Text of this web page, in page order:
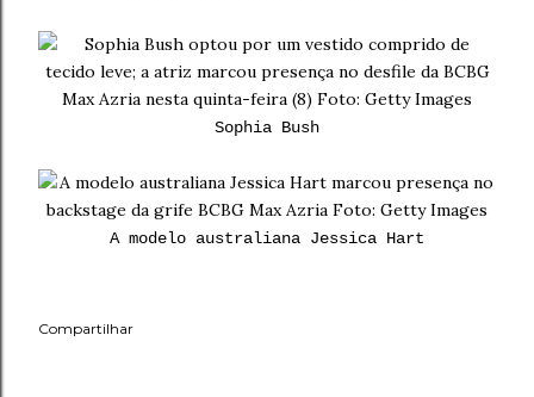
Sophia Bush
A modelo australiana Jessica Hart
Compartilhar